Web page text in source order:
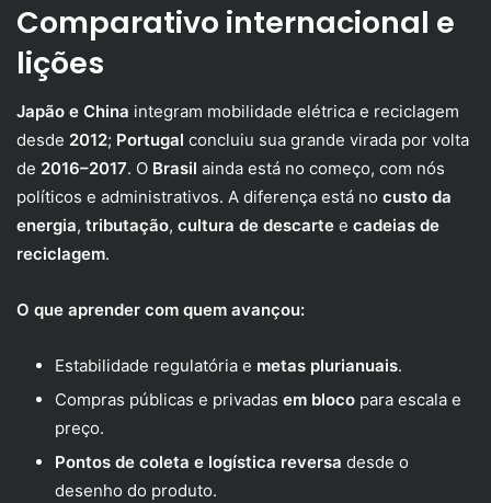
Comparativo internacional e
lições
Japão e China integram mobilidade elétrica e reciclagem
desde 2012; Portugal concluiu sua grande virada por volta
de 2016–2017. O Brasil ainda está no começo, com nós
políticos e administrativos. A diferença está no custo da
energia, tributação, cultura de descarte e cadeias de
reciclagem.
O que aprender com quem avançou:
Estabilidade regulatória e metas plurianuais.
Compras públicas e privadas em bloco para escala e
preço.
Pontos de coleta e logística reversa desde o
desenho do produto.